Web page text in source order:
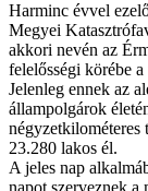
Harminc évvel
Megyei
akkori nevén az
felelősségi körébe
Jelenleg ennek az
állampolgárok
négyzetkilométeres
23.280 lakos él.
A jeles nap